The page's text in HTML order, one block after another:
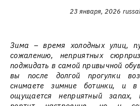
23 января, 2026
Зима – время холодных улиц,
сожалению, неприятных
поджидать в самой привычной
вы после долгой прогулки
снимаете зимние ботинки, и
ощущается неприятный запах,